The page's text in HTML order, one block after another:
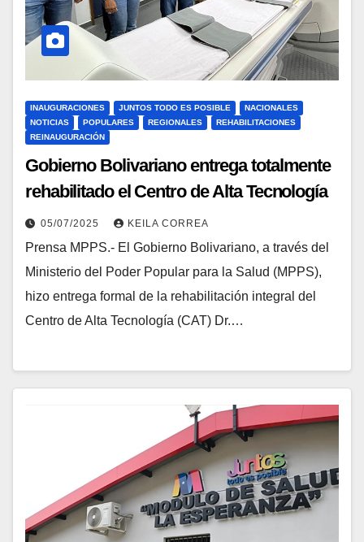
INAUGURACIONES JUNTOS TODO ES POSIBLE
NACIONALES
NOTICIAS
POPULARES REGIONALES
REHABILITACIONES
REINAUGURACIÓN
Gobierno Bolivariano entrega totalmente
rehabilitado el Centro de Alta Tecnología
Dr. David Guendsechadze en Nueva
Esparta
05/07/2025 KEILA CORREA
Prensa MPPS.- El Gobierno Bolivariano, a través del
Ministerio del Poder Popular para la Salud (MPPS),
hizo entrega formal de la rehabilitación integral del
Centro de Alta Tecnología (CAT) Dr.…